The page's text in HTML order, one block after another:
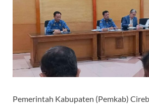
Pemerintah Kabupaten (Pemkab)